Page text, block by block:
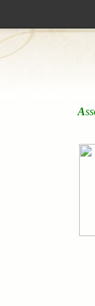
A